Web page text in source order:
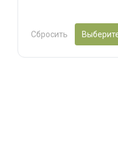
Сбросить